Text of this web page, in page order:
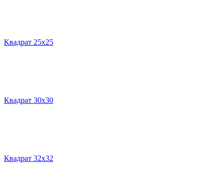
Квадрат 25х25
Квадрат 30х30
Квадрат 32х32